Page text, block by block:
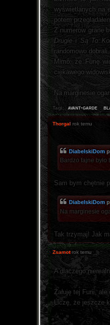
wyświetlanych na
potem
Z numerów grane
Drugie iSą To
randomowo
Mimo, że Furię
ciekawego
Na marginesie
Tagi: avant-garde
Thorgal rok temu
DiabelskiDom
Bardzo fajne
Sam bym chętnie
DiabelskiDom
Na marginesie
Tak trzymaj! Jak
Zsamot rok temu
A dlaczego
Żałuję tej Furii,
Liczę, że jeszcze